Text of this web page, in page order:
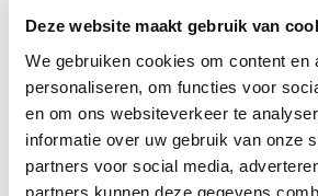
Deze website maakt gebruik van
We gebruiken cookies om content en
personaliseren, om functies voor
en om ons websiteverkeer te
informatie over uw gebruik van onze
partners voor social media,
partners kunnen deze gegevens
Het Noord-Hollandse landschap is een
gebied, opgebouwd uit zand, klei en veen.
legden de basis voor de vorm, de mens
Eeuwenlang oefende de Noordzee grote
kustgebied van de provincie. Maar dat is
Honderdduizenden jaren geleden was het
Nederland en Groot-Brittannië geen water